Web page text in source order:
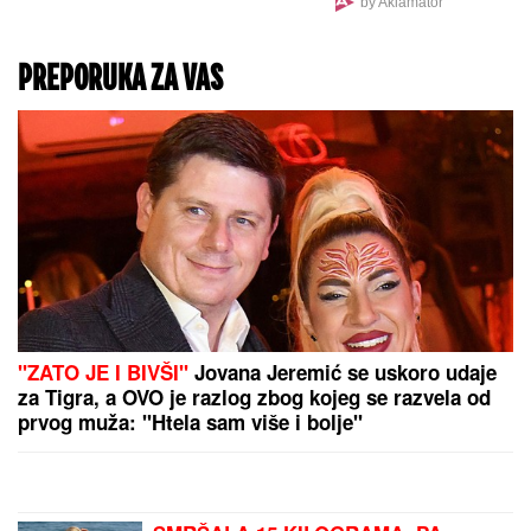
U Severnoj Koreji ULOŠCI
SU ZABRANJENI, a žene
tokom menstruacije
mogu da koriste SAMO
JEDNU alternativnu
opciju - zastrašujuća
pravila u svetu Kim
Džong Una